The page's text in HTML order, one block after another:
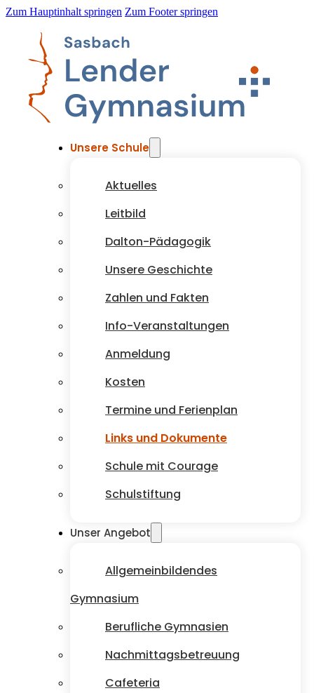
Zum Hauptinhalt springen Zum Footer springen
Unsere Schule
Aktuelles
Leitbild
Dalton-Pädagogik
Unsere Geschichte
Zahlen und Fakten
Info-Veranstaltungen
Anmeldung
Kosten
Termine und Ferienplan
Links und Dokumente
Schule mit Courage
Schulstiftung
Unser Angebot
Allgemeinbildendes
Gymnasium
Berufliche Gymnasien
Nachmittagsbetreuung
Cafeteria